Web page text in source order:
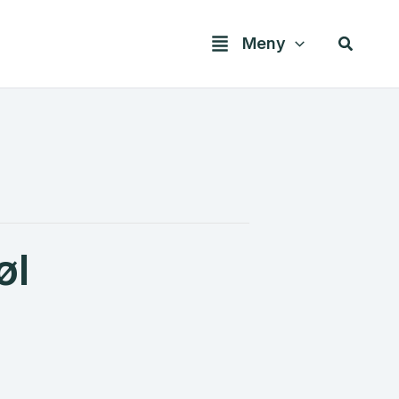
Meny Søk